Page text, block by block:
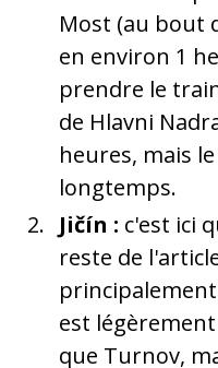
Most (au bout
en environ 1
prendre le
de Hlavni
heures, mais
longtemps.
Jičín : c'est ici
reste de
est
que Turnov,